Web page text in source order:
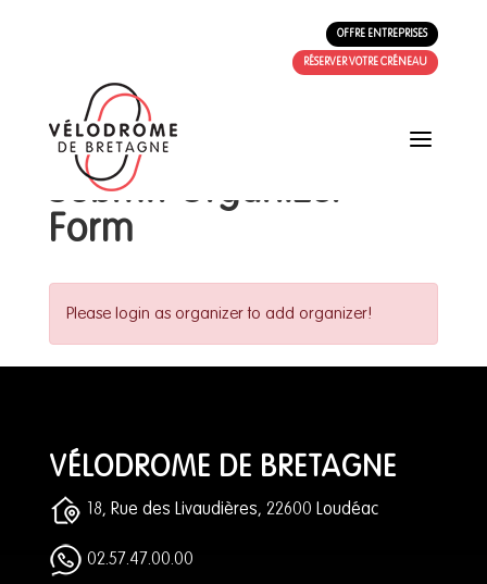
OFFRE ENTREPRISES
RÉSERVER VOTRE CRÉNEAU
a
Submit Organizer
Form
Please login as organizer to add organizer!
VÉLODROME DE BRETAGNE
18, Rue des Livaudières, 22600 Loudéac
02.57.47.00.00